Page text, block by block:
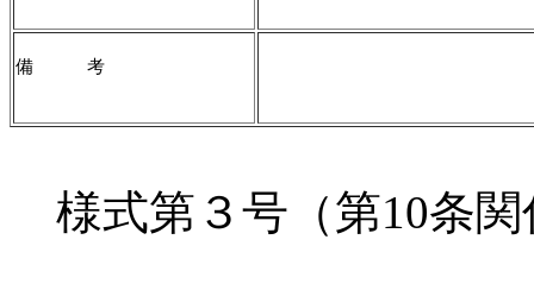
備 考
様式第３号（第10条関